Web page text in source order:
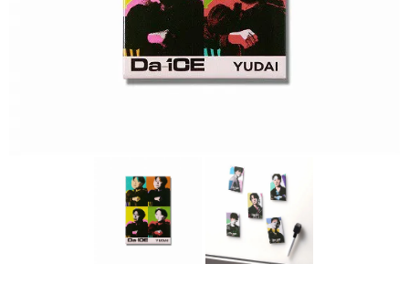
缶バッジ・ステッカー
生活雑貨・菓子・ゲーム
工藤大輝グッズ
花村想太｜Natural Lag(ナチュラルラグ)グッズ
和田颯｜Wagic Hour Worksグッズ